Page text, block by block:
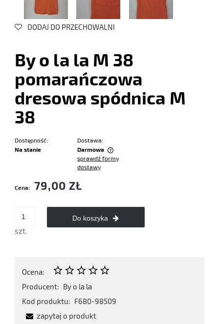
DODAJ DO PRZECHOWALNI
By o la la M 38
pomarańczowa
dresowa spódnica M
38
Dostępność:
Na stanie
Dostawa:
Darmowa
Cena nie zawiera ewentualnych kosztów płatności
sprawdź formy
dostawy
Cena: 79,00 ZŁ
szt.
Do koszyka
Ocena:
Producent: By o la la
Kod produktu: F680-98509
zapytaj o produkt